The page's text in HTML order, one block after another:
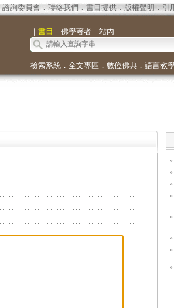
諮詢委員會． 聯絡我們 ． 書目提供． 版權聲明 ． 引
｜ 書目 ｜ 佛學著者｜ 站內 ｜
檢索系統． 全文專區 ． 數位佛典． 語言教
。
。
。
。
。
。
。
。